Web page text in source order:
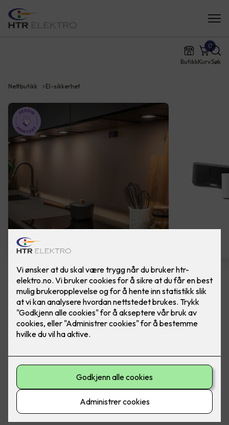
ButikkKurv
0
Søk
Nettbutikk El-sikkerhet
Komfyrvakt mKomfy Wally
m/trådløs sensor
Komfyrvakt mKomfy 25 Wally fra CTM Lyng.
CTM Lyngs nyeste komfyrvakt mKomfy Wally er halvparten
så stor som forgjengeren, med en sensor som kun er 81 mm
lang. Den har et tredobbelt sikkerhetssystem i form av
timerfunksjon, vakt for overtemperatur og tampersikring
som forhindrer bruk hvis sensoren fjernes.